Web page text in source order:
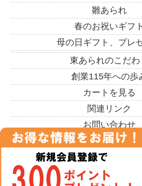
雛あられ
春のお祝いギフト
母の日ギフト、プレ
東あられのこだわ
創業115年への歩
カートを見る
関連リンク
お問い合わせ
Copyrights (C)2000 -2017 Azuma Arare
Reserved.